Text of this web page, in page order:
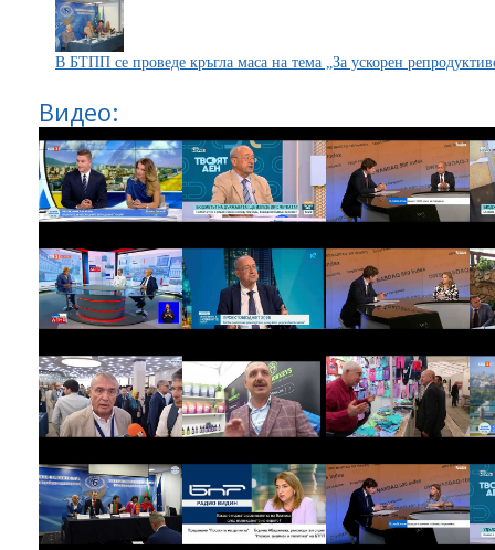
В БТПП се проведе кръгла маса на тема „За ускорен
Видео: